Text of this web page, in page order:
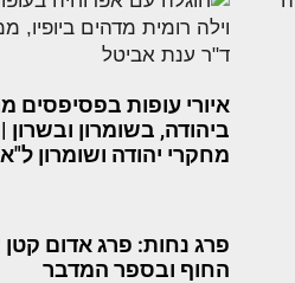
איורי עופות בפסיפסים
ביהודה, בשומרון
מחקרי יהודה ושומרון ל"א/2
פרג נחות: פרג אדום
החוף ובספר המדבר